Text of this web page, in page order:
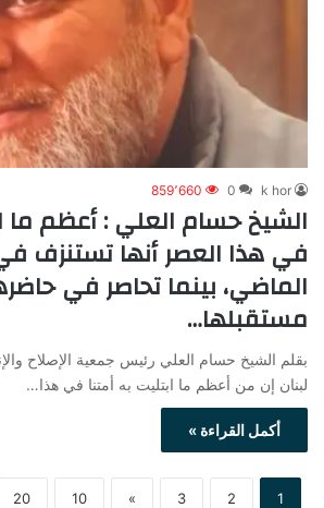
k hor
0 859٬660
الشيخ حسام العلي : أعظم ما
في هذا العصر أنها تستنزف
الماضي، بينما تحاصر في
مستقبلها…
بقلم الشيخ حسام العلي رئيس جمعية الإصلاح
لبنان إن من أعظم ما ابتليت به أمتنا في هذا…
أكمل القراءة »
1
2
3
»
10
20